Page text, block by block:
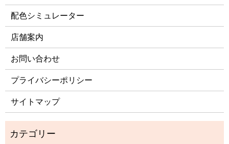
配色シミュレーター
店舗案内
お問い合わせ
プライバシーポリシー
サイトマップ